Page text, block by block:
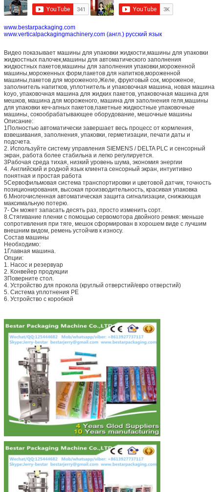
www.bestarpackaging.com
www.verticalpackagingmachinery.com (англ.) русский язык
Видео показывает машины для упаковки жидкости,машины для упаковки
жидкостных палочек,машины для автоматического заполнения
жидкостных пакетов,машины для заполнения упаковки,мороженной
машины,мороженных форм,пакетов для напитков,мороженной
машины,пакетов для мороженого,Желе, фруктовый сок, мороженое,
заполнитель напитков, уплотнитель и упаковочная машина, новая машина
koyo, упаковочная машина для жидких пакетов, упаковочная машина для
мешков, машина для мороженого, машина для заполнения геля,машины
для упаковки кеч-апных пакетов,пакетные жидкостные упаковочные
машины, сокообрабатывающее оборудование, мешочные машины
Описание:
1Полностью автоматически завершает весь процесс от кормления,
взвешивания, заполнения, упаковки, герметизации, печати даты и
подсчета.
2. Используйте систему управления SIEMENS / DELTA PLC и сенсорный
экран, работа более стабильна и легко регулируется.
3Рабочая среда тихая, низкий уровень шума, экономия энергии
4. Английский и родной язык клиента сенсорный экран, интуитивно
понятная и простая работа
5Сервофильмовая система транспортировки и цветовой датчик, точность
позиционирования, высокая производительность, красивая упаковка
6.Многочисленная автоматическая защита сигнализации, снижающая
максимальную потерю.
7- Он может запасать десять раз, просто изменить сорт.
8.Стягивание пленки с помощью сервомотора двойного ремня: меньше
сопротивления при тяге, мешок сформирован в хорошем виде с лучшим
внешним видом, ремень устойчив к износу.
Состав машины
Необходимо:
1Главная машина.
Опции:
1. Насос и резервуар
2. Конвейер продукции
3Поверните стол.
4. Устройство для прокола (круглый отверстий/евро отверстий)
5. Система уплотнения PE
6. Устройство с коробкой